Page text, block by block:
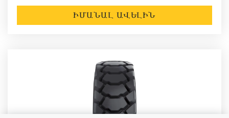
ԻՄԱՆԱԼ ԱՎԵԼԻՆ